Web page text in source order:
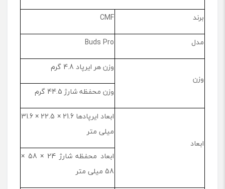
برند
CMF
مدل
Buds Pro
وزن
وزن هر ایرپاد 4.8 گرم
وزن محفظه شارژ 44.5 گرم
ابعاد
ابعاد ایرپادها 21.6 × 22.5 × 31.6
میلی متر
ابعاد محفظه شارژ 24 × 58 ×
58 میلی‌ متر